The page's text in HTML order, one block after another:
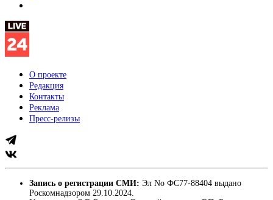
О проекте
Редакция
Контакты
Реклама
Пресс-релизы
Запись о регистрации СМИ: Эл No ФС77-88404 выдано
Роскомнадзором 29.10.2024.